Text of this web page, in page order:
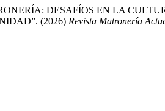
DESAFÍOS EN LA
(2026) Revista Matronería